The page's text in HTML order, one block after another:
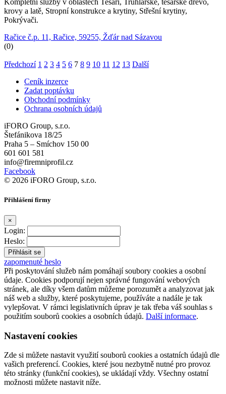
krovy a latě, Stropní konstrukce a krytiny, Střešní krytiny,
Pokrývači.
Račice č.p. 11, Račice, 59255, Žďár nad Sázavou
(0)
Předchozí 1 2 3 4 5 6 7 8 9 10 11 12 13 Další
Ceník inzerce
Zadat poptávku
Obchodní podmínky
Ochrana osobních údajů
iFORO Group, s.r.o.
Štefánikova 18/25
Praha 5 – Smíchov 150 00
601 601 581
info@firemniprofil.cz
Facebook
© 2026 iFORO Group, s.r.o.
Přihlášení firmy
×
Login:
Heslo:
zapomenuté heslo
Při poskytování služeb nám pomáhají soubory cookies a osobní
údaje. Cookies podporují nejen správné fungování webových
stránek, ale díky všem datům můžeme porozumět a analyzovat jak
náš web a služby, které poskytujeme, používáte a nadále je tak
vylepšovat. V rámci legislativních úprav je tak třeba váš souhlas s
použitím souborů cookies a osobních údajů. Další informace.
Nastavení cookies
Zde si můžete nastavit využití souborů cookies a ostatních údajů dle
vašich preferencí. Cookies, které jsou nezbytně nutné pro provoz
této stránky (funkční cookies), se ukládají vždy. Všechny ostatní
možnosti můžete nastavit níže.